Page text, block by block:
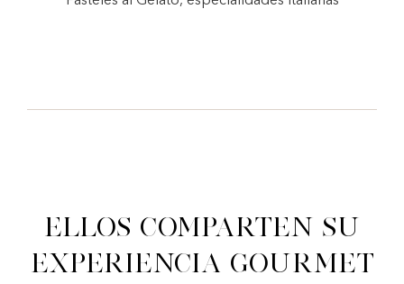
Ellos comparten su
experiencia gourmet